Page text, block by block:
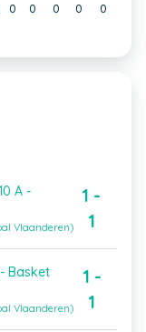
0 0 0 0 0
A -
Vlaanderen)
1 -
1
Basket
Vlaanderen)
1 -
1